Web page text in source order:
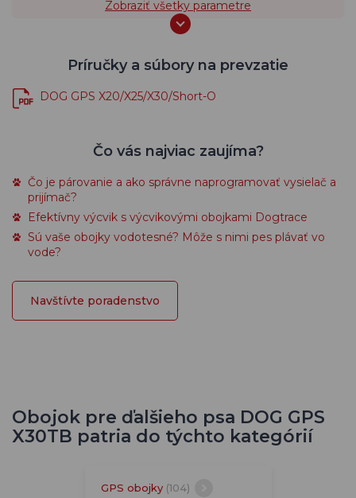
Zobraziť všetky parametre
Príručky a súbory na prevzatie
DOG GPS X20/X25/X30/Short-O
Čo vás najviac zaujíma?
Čo je párovanie a ako správne naprogramovať vysielač a
prijímač?
Efektívny výcvik s výcvikovými obojkami Dogtrace
Sú vaše obojky vodotesné? Môže s nimi pes plávať vo
vode?
Navštívte poradenstvo
Obojok pre ďalšieho psa DOG GPS
X30TB patria do týchto kategórií
GPS obojky (104)